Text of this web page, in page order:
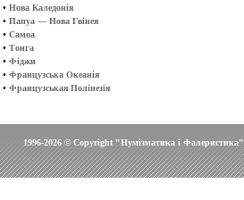
• Нова Каледонія
• Папуа — Нова Гвінея
• Самоа
• Тонга
• Фіджи
• Французська Океанія
• Французськая Полінезія
1996-2026 © Copyright "Нумізматика і Фалеристика"